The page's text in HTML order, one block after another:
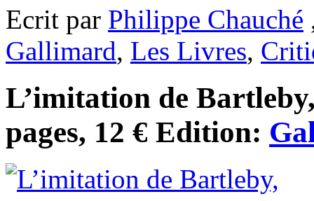
Ecrit par Philippe Chauché
Gallimard, Les Livres,
L’imitation de
pages, 12 € Edition: